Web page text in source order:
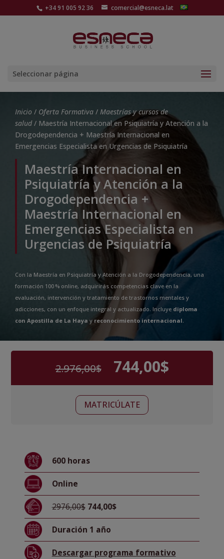
+34 91 005 92 36 comercial@esneca.lat
Seleccionar página
Inicio / Oferta Formativa / Maestrías y cursos de
salud/ Maestría Internacional en Psiquiatría y Atención a la
Drogodependencia + Maestría Internacional en
Emergencias Especialista en Urgencias de Psiquiatría
Maestría Internacional en
Psiquiatría y Atención a la
Drogodependencia +
Maestría Internacional en
Emergencias Especialista en
Urgencias de Psiquiatría
Con la Maestría en Psiquiatría y Atención a la Drogodependencia, una
formación 100 % online, adquirirás competencias clave en la
evaluación, intervención y tratamiento de trastornos mentales y
adicciones, con un enfoque integral y actualizado. Incluye diploma
con Apostilla de La Haya y reconocimiento internacional.
2.976,00$
era:
2.976,00$.
744,00$El
Internacional
Atención
Internacional
Emergencias
MATRICÚLATE
600 horas
Online
2976,00$ 744,00$
Duración 1 año
Descargar programa formativo